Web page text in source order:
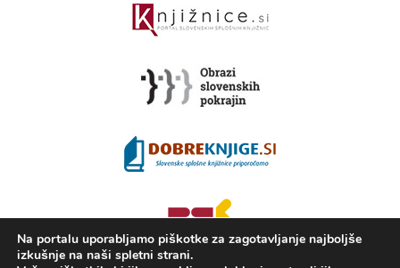
Na portalu uporabljamo piškotke za zagotavljanje najboljše
izkušnje na naši spletni strani.